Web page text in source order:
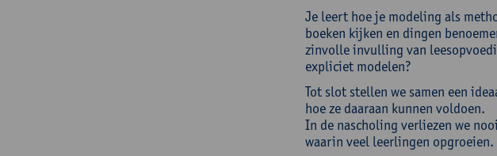
Je leert hoe je modeling als
boeken kijken en dingen
zinvolle invulling van
expliciet modelen?
Tot slot stellen we samen een
hoe ze daaraan kunnen voldoen.
In de nascholing verliezen we
waarin veel leerlingen opgroeien.